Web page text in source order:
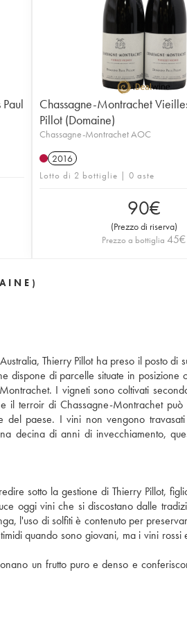
Chassagne-Montrachet
Pillot (Domaine)
Chassagne-Montrachet AOC
2016
Lotto di 2 bottiglie | 0 aste
90€
(Prezzo di riserva)
Prezzo a bottiglia 45€
Thierry Pillot ha preso il posto di
dispone di parcelle situate in posizione
I vigneti sono coltivati
il terroir di Chassagne-Montrachet può
del paese. I vini non vengono
decina di anni di invecchiamento,
sotto la gestione di Thierry Pillot,
oggi vini che si discostano dalle
l'uso di solfiti è contenuto per
quando sono giovani, ma i vini rossi
un frutto puro e denso e